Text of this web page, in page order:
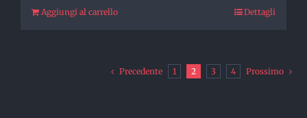
Aggiungi al carrello Dettagli
Precedente 1 2 3 4 Prossimo